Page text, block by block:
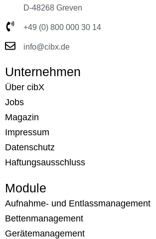
D-48268 Greven
+49 (0) 800 000 30 14
info@cibx.de
Unternehmen
Über cibX
Jobs
Magazin
Impressum
Datenschutz
Haftungsausschluss
Module
Aufnahme- und Entlassmanagement
Bettenmanagement
Gerätemanagement